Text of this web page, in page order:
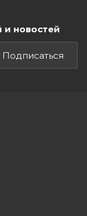
и новостей
Подписаться